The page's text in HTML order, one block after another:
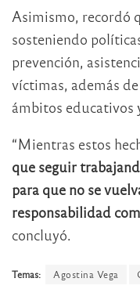
Asimismo, recordó
sosteniendo
prevención,
víctimas, además
ámbitos educativos
“Mientras estos
que seguir
para que no se
responsabilidad
concluyó.
Temas: Agostina Vega